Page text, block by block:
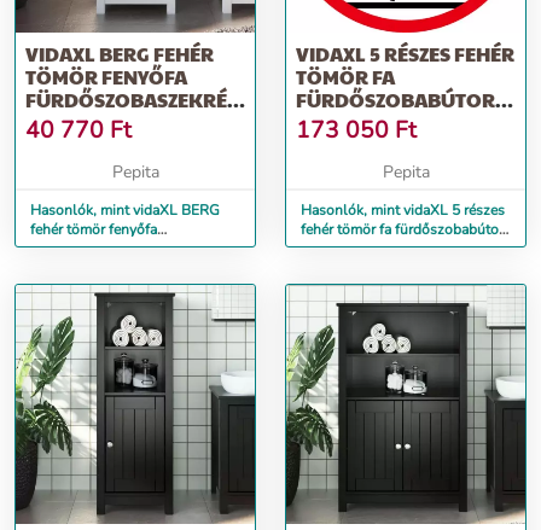
VIDAXL BERG FEHÉR
TÖMÖR FENYŐFA
FÜRDŐSZOBASZEKRÉNY
40 X 34 X 80 CM
40 770 Ft
Pepita
Hasonlók, mint vidaXL BERG
fehér tömör fenyőfa
fürdőszobaszekrény 40 x 34 x
VIDAXL 5 RÉSZES FEHÉR
TÖMÖR FA
FÜRDŐSZOBABÚTOR-
GARNITÚRA
173 050 Ft
Pepita
Hasonlók, mint vidaXL 5 részes
fehér tömör fa fürdőszobabútor-
garnitúra